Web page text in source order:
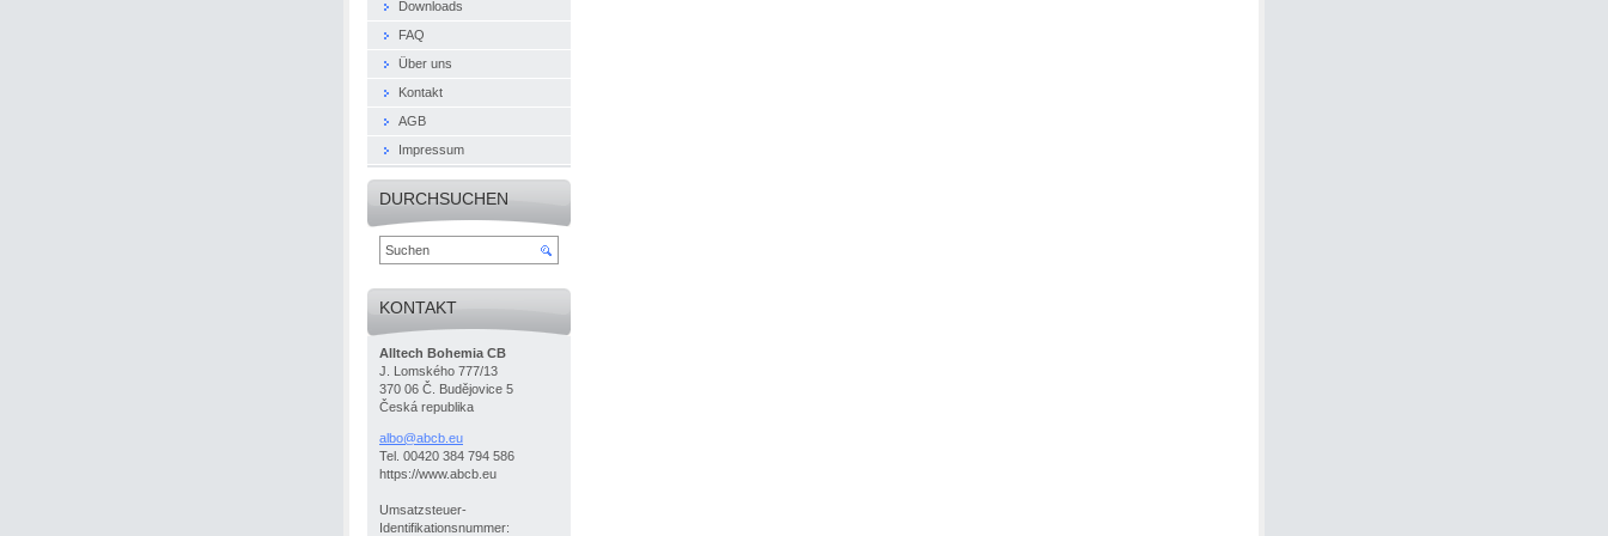
Downloads
FAQ
Über uns
Kontakt
AGB
Impressum
DURCHSUCHEN
KONTAKT
Alltech Bohemia CB
J. Lomského 777/13
370 06 Č. Budějovice 5
Česká republika
albo@abcb.eu
Tel. 00420 384 794 586
https://www.abcb.eu
Umsatzsteuer-
Identifikationsnummer: